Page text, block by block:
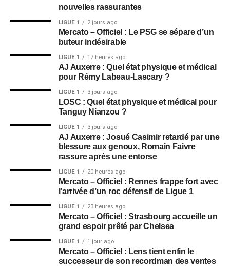
nouvelles rassurantes
LIGUE 1 2 jours ago
Mercato – Officiel : Le PSG se sépare d’un
buteur indésirable
LIGUE 1 17 heures ago
AJ Auxerre : Quel état physique et médical
pour Rémy Labeau-Lascary ?
LIGUE 1 3 jours ago
LOSC : Quel état physique et médical pour
Tanguy Nianzou ?
LIGUE 1 3 jours ago
AJ Auxerre : Josué Casimir retardé par une
blessure aux genoux, Romain Faivre
rassure après une entorse
LIGUE 1 20 heures ago
Mercato – Officiel : Rennes frappe fort avec
l’arrivée d’un roc défensif de Ligue 1
LIGUE 1 23 heures ago
Mercato – Officiel : Strasbourg accueille un
grand espoir prêté par Chelsea
LIGUE 1 1 jour ago
Mercato – Officiel : Lens tient enfin le
successeur de son recordman des ventes